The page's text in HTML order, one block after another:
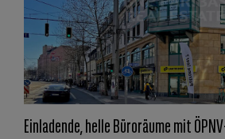
Einladende, helle Büroräume mit